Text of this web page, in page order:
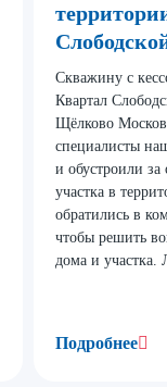
Скважину с
Квартал
Щёлково
специалисты
и обустроили
участка в
обратились в
чтобы решить
дома и
Подробнее